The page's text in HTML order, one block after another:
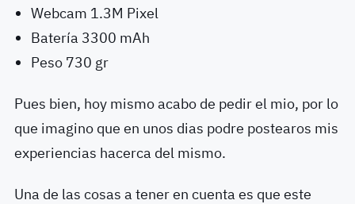
Webcam 1.3M Pixel
Batería 3300 mAh
Peso 730 gr
Pues bien, hoy mismo acabo de pedir el mio, por lo
que imagino que en unos dias podre postearos mis
experiencias hacerca del mismo.
Una de las cosas a tener en cuenta es que este